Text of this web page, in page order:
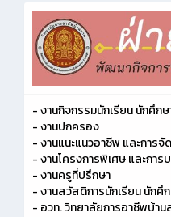
- งานกิจกรรมนักเรียน นักศึกษ
- งานปกครอง
- งานแนะแนวอาชีพ และการจั
- งานโครงการพิเศษ และการ
- งานครูที่ปรึกษา
- งานสวัสดิการนักเรียน นักศึ
- อวท. วิทยาลัยการอาชีพบ้าน